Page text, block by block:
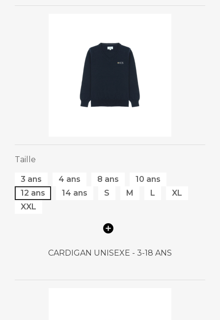
Taille
3 ans 4 ans 8 ans
10 ans
12 ans
14 ans S M L
XL
XXL
CARDIGAN UNISEXE - 3-18 ANS